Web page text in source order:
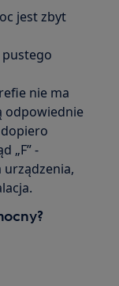
jest zbyt
nie ma
odpowiednie
dopiero
„F” -